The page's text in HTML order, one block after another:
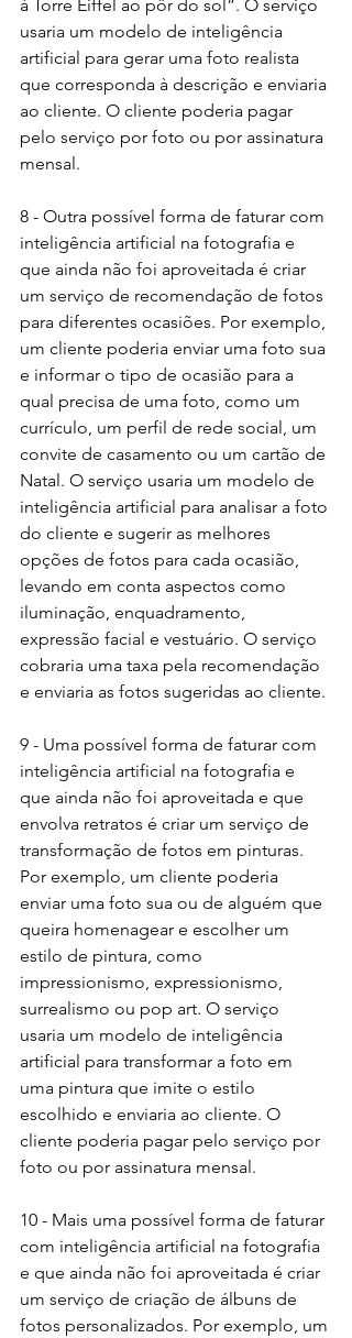
à Torre Eiffel ao pôr do sol”. O serviço
usaria um modelo de inteligência
artificial para gerar uma foto realista
que corresponda à descrição e enviaria
ao cliente. O cliente poderia pagar
pelo serviço por foto ou por assinatura
mensal.
8 - Outra possível forma de faturar com
inteligência artificial na fotografia e
que ainda não foi aproveitada é criar
um serviço de recomendação de fotos
para diferentes ocasiões. Por exemplo,
um cliente poderia enviar uma foto sua
e informar o tipo de ocasião para a
qual precisa de uma foto, como um
currículo, um perfil de rede social, um
convite de casamento ou um cartão de
Natal. O serviço usaria um modelo de
inteligência artificial para analisar a foto
do cliente e sugerir as melhores
opções de fotos para cada ocasião,
levando em conta aspectos como
iluminação, enquadramento,
expressão facial e vestuário. O serviço
cobraria uma taxa pela recomendação
e enviaria as fotos sugeridas ao cliente.
9 - Uma possível forma de faturar com
inteligência artificial na fotografia e
que ainda não foi aproveitada e que
envolva retratos é criar um serviço de
transformação de fotos em pinturas.
Por exemplo, um cliente poderia
enviar uma foto sua ou de alguém que
queira homenagear e escolher um
estilo de pintura, como
impressionismo, expressionismo,
surrealismo ou pop art. O serviço
usaria um modelo de inteligência
artificial para transformar a foto em
uma pintura que imite o estilo
escolhido e enviaria ao cliente. O
cliente poderia pagar pelo serviço por
foto ou por assinatura mensal.
10 - Mais uma possível forma de faturar
com inteligência artificial na fotografia
e que ainda não foi aproveitada é criar
um serviço de criação de álbuns de
fotos personalizados. Por exemplo, um